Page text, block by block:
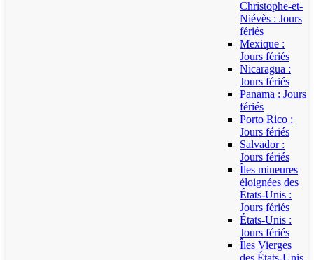
Christophe-et-
Niévès : Jours
fériés
Mexique :
Jours fériés
Nicaragua :
Jours fériés
Panama : Jours
fériés
Porto Rico :
Jours fériés
Salvador :
Jours fériés
Îles mineures
éloignées des
États-Unis :
Jours fériés
États-Unis :
Jours fériés
Îles Vierges
des États-Unis